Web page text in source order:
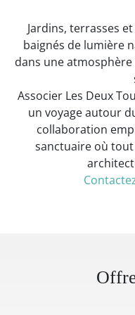
Jardins, terrasses
baignés de lumière
dans une
Associer Les Deux
un voyage autour
collaboration
sanctuaire où tout